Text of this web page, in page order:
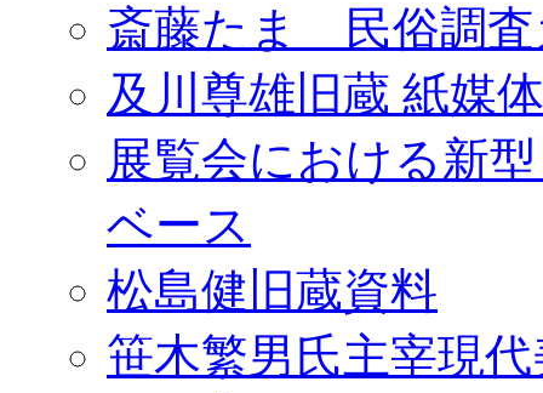
斎藤たま 民俗調査
及川尊雄旧蔵 紙媒
展覧会における新
ベース
松島健旧蔵資料
笹木繁男氏主宰現